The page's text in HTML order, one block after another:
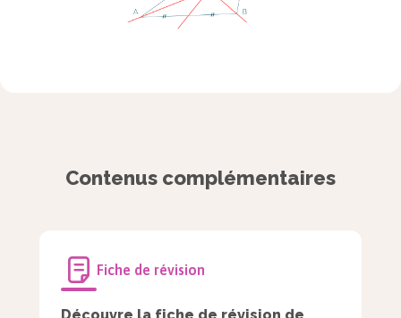
rigide, alors il sera en équilibre.
Un triangle possède également trois bissectrices
se coupant au centre $O$ du cercle inscrit du
Contenus complémentaires
Fiche de révision